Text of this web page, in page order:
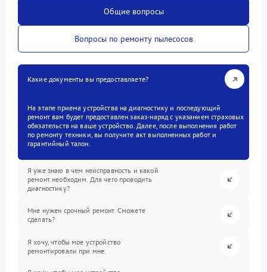
Общие вопросы
Вопросы по ремонту пылесосов
Какие документы вы предоставляете?
На этапе приема устройства на диагностику и последующий
ремонт вам будет предоставлен заказ-наряд с указанием страховых
обязательств на ваше устройство. Далее, после выполнения работ
по ремонту техники, вы получите акт выполненных работ и
гарантийный талон.
Я уже знаю в чем неисправность и какой
ремонт необходим. Для чего проводить
диагностику?
Мне нужен срочный ремонт. Сможете
сделать?
Я хочу, чтобы мое устройство
ремонтировали при мне.